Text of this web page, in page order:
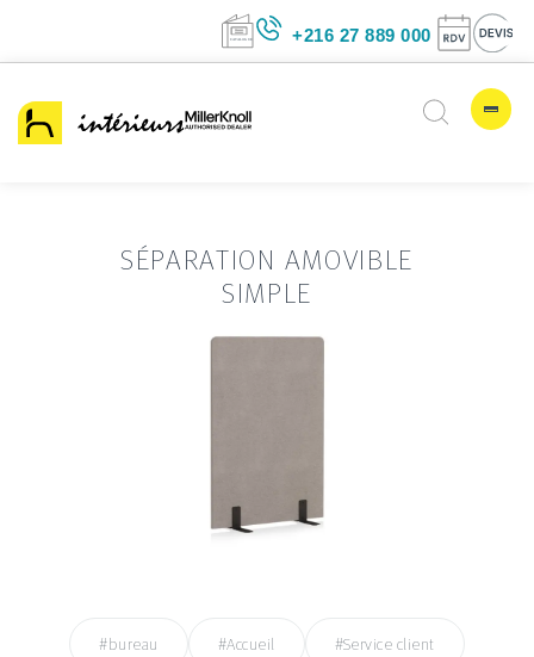
+216 27 889
SÉPARATION AMOVIBLE
SIMPLE
#bureau #Accueil #Service client